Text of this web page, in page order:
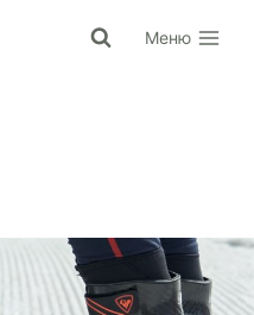
Меню